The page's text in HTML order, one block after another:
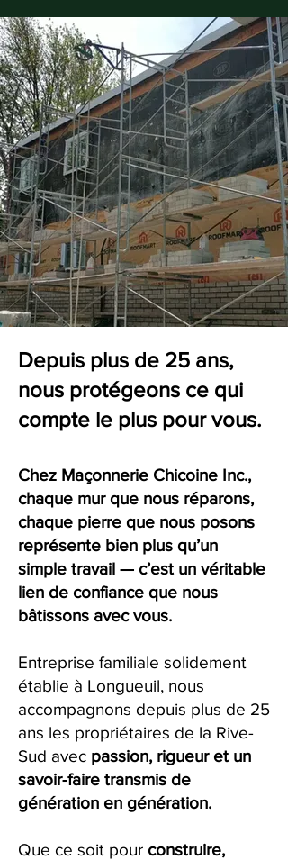
Depuis plus de 25 ans,
nous protégeons ce qui
compte le plus pour vous.
​Chez Maçonnerie Chicoine Inc.,
chaque mur que nous réparons,
chaque pierre que nous posons
représente bien plus qu’un
simple travail — c’est un véritable
lien de confiance que nous
bâtissons avec vous.
Entreprise familiale solidement
établie à Longueuil, nous
accompagnons depuis plus de 25
ans les propriétaires de la Rive-
Sud avec passion, rigueur et un
savoir-faire transmis de
génération en génération.
Que ce soit pour construire,